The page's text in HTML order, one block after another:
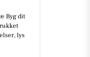
Byg dit
lys